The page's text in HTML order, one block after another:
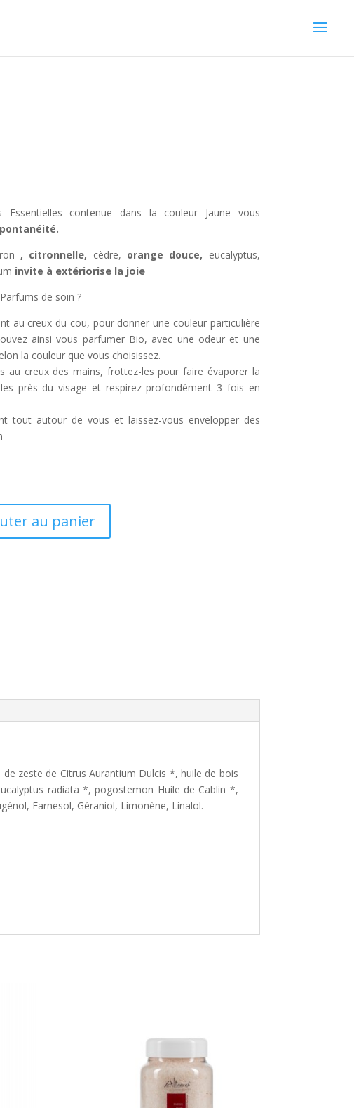
Essentielles contenue dans la couleur Jaune vous
, citronnelle, cèdre, orange douce, eucalyptus,
invite à extériorise la joie
de soin ?
au creux du cou, pour donner une couleur particulière
ainsi vous parfumer Bio, avec une odeur et une
la couleur que vous choisissez.
au creux des mains, frottez-les pour faire évaporer la
les près du visage et respirez profondément 3 fois en
tout autour de vous et laissez-vous envelopper des
au panier
zeste de Citrus Aurantium Dulcis *, huile de bois
radiata *, pogostemon Huile de Cablin *,
Farnesol, Géraniol, Limonène, Linalol.